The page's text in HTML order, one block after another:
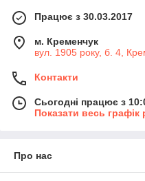
Працює з 30.03.2017
м. Кременчук
вул. 1905 року, б. 4,
Контакти
Сьогодні працює з
Показати весь графік
Про нас